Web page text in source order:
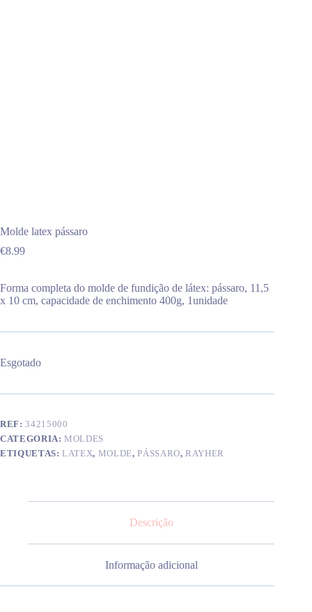
Molde latex pássaro
€8.99
Forma completa do molde de fundição de látex: pássaro, 11,5
x 10 cm, capacidade de enchimento 400g, 1unidade
Esgotado
REF:34215000
CATEGORIA:MOLDES
ETIQUETAS:LATEX, MOLDE,PÁSSARO,RAYHER
Descrição
Informação adicional